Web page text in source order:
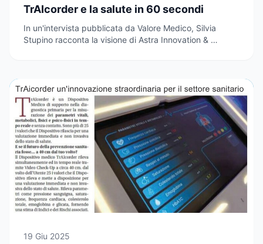
TrAIcorder e la salute in 60 secondi
In un'intervista pubblicata da Valore Medico, Silvia
Stupino racconta la visione di Astra Innovation & …
19 Giu 2025